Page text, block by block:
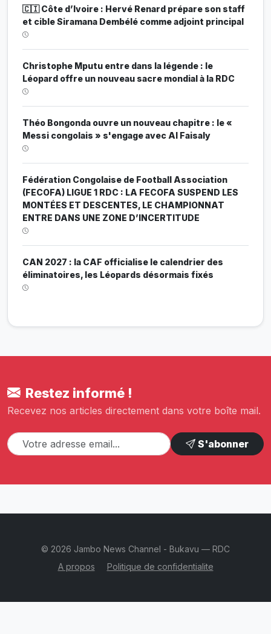
🇨🇮 Côte d’Ivoire : Hervé Renard prépare son staff
et cible Siramana Dembélé comme adjoint principal
Christophe Mputu entre dans la légende : le
Léopard offre un nouveau sacre mondial à la RDC
Théo Bongonda ouvre un nouveau chapitre : le «
Messi congolais » s'engage avec Al Faisaly
Fédération Congolaise de Football Association
(FECOFA) LIGUE 1 RDC : LA FECOFA SUSPEND LES
MONTÉES ET DESCENTES, LE CHAMPIONNAT
ENTRE DANS UNE ZONE D’INCERTITUDE
CAN 2027 : la CAF officialise le calendrier des
éliminatoires, les Léopards désormais fixés
Restez informé !
Recevez nos articles directement dans votre boîte mail.
S'abonner
© 2026 Jambo News Channel - Bukavu — RDC
A propos
Politique de confidentialite